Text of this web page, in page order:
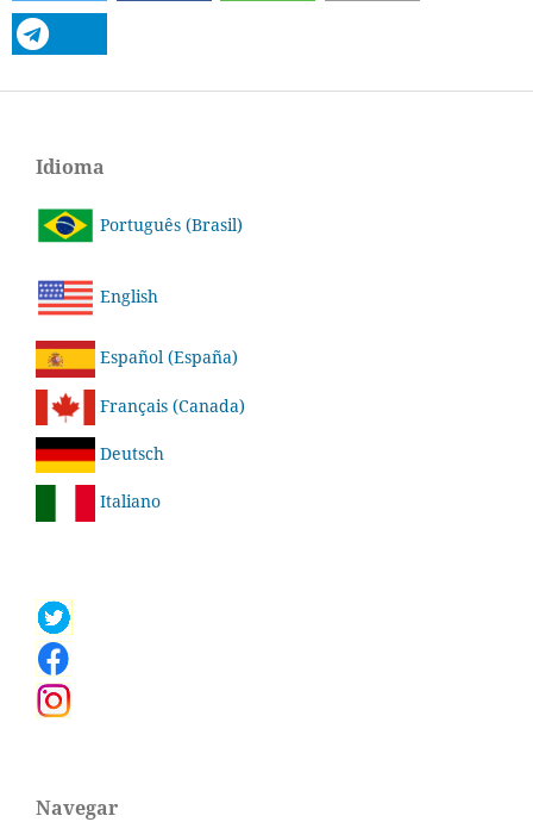
Idioma
Português (Brasil)
English
Español (España)
Français (Canada)
Deutsch
Italiano
Navegar